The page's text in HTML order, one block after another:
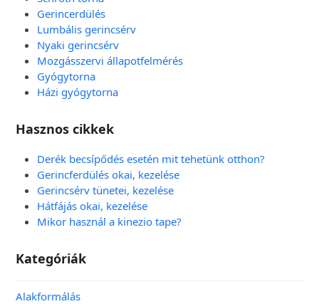
Gerincerdülés
Lumbális gerincsérv
Nyaki gerincsérv
Mozgásszervi állapotfelmérés
Gyógytorna
Házi gyógytorna
Hasznos cikkek
Derék becsípődés esetén mit tehetünk otthon?
Gerincferdülés okai, kezelése
Gerincsérv tünetei, kezelése
Hátfájás okai, kezelése
Mikor használ a kinezio tape?
Kategóriák
Alakformálás